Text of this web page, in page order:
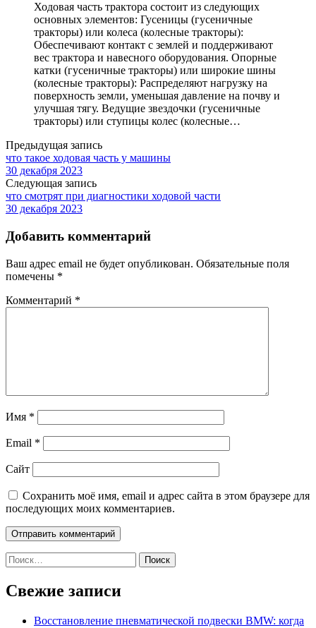
Ходовая часть трактора состоит из следующих
основных элементов: Гусеницы (гусеничные
тракторы) или колеса (колесные тракторы):
Обеспечивают контакт с землей и поддерживают
вес трактора и навесного оборудования. Опорные
катки (гусеничные тракторы) или широкие шины
(колесные тракторы): Распределяют нагрузку на
поверхность земли, уменьшая давление на почву и
улучшая тягу. Ведущие звездочки (гусеничные
тракторы) или ступицы колес (колесные…
Предыдущая запись
что такое ходовая часть у машины
30 декабря 2023
Следующая запись
что смотрят при диагностики ходовой части
30 декабря 2023
Добавить комментарий
Ваш адрес email не будет опубликован. Обязательные поля
помечены *
Комментарий *
Имя *
Email *
Сайт
Сохранить моё имя, email и адрес сайта в этом браузере для
последующих моих комментариев.
Найти:
Свежие записи
Восстановление пневматической подвески BMW: когда